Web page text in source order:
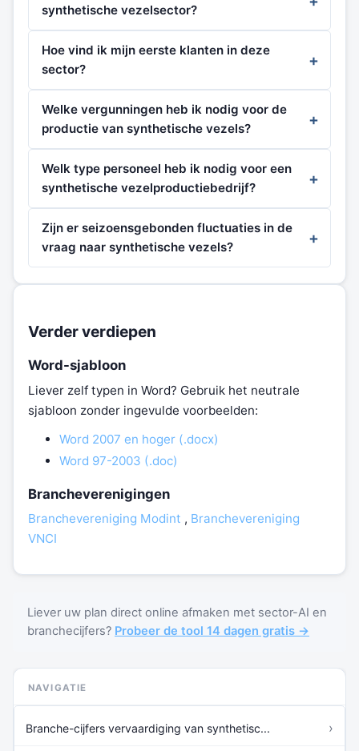
synthetische vezelsector?
Hoe vind ik mijn eerste klanten in deze
sector?
Welke vergunningen heb ik nodig voor de
productie van synthetische vezels?
Welk type personeel heb ik nodig voor een
synthetische vezelproductiebedrijf?
Zijn er seizoensgebonden fluctuaties in de
vraag naar synthetische vezels?
Verder verdiepen
Word-sjabloon
Liever zelf typen in Word? Gebruik het neutrale
sjabloon zonder ingevulde voorbeelden:
Word 2007 en hoger (.docx)
Word 97-2003 (.doc)
Brancheverenigingen
Branchevereniging Modint , Branchevereniging
VNCI
Liever uw plan direct online afmaken met sector-AI en
branchecijfers? Probeer de tool 14 dagen gratis →
NAVIGATIE
Branche-cijfers vervaardiging van synthetisc... ›